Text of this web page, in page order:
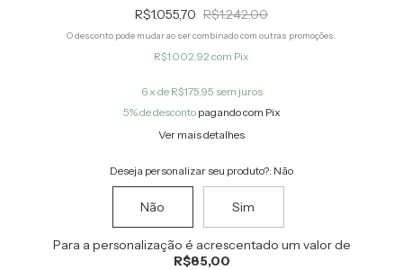
R$1.055,70 R$1.242,00
O desconto pode mudar ao ser combinado com outras promoções.
R$1.002,92 com Pix
6 x de R$175,95 sem juros
5% de descontopagando com Pix
Ver mais detalhes
Deseja personalizar seu produto?: Não
Não Sim
Para a personalização é acrescentado um valor de
R$85,00